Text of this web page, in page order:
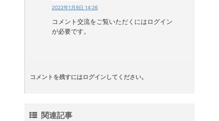
2022年1月9日 14:26
コメント交流をご覧いただくにはログイン
が必要です。
コメントを残すにはログインしてください。
関連記事